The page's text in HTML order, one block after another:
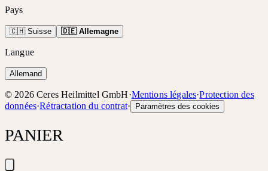
Pays
🇨🇭 Suisse 🇩🇪 Allemagne
Langue
Allemand
© 2026 Ceres Heilmittel GmbH·Mentions légales·Protection des
données·Rétractation du contrat· Paramètres des cookies
PANIER